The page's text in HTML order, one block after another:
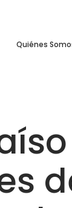
Quiénes